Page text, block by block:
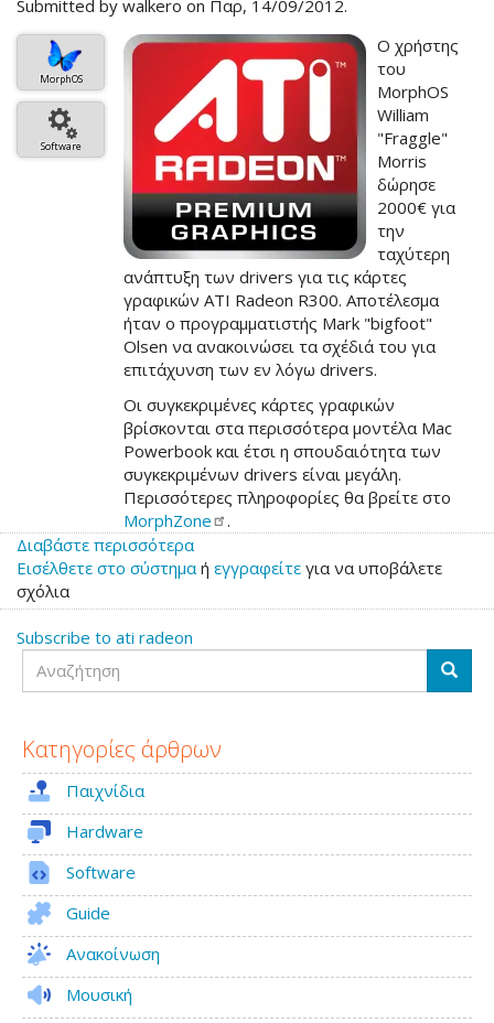
Submitted by walkero on Παρ, 14/09/2012.
MorphOS
Software
O χρήστης
του
MorphOS
William
"Fraggle"
Morris
δώρησε
2000€ για
την
ταχύτερη
ανάπτυξη των drivers για τις κάρτες
γραφικών ATI Radeon R300. Αποτέλεσμα
ήταν ο προγραμματιστής Mark "bigfoot"
Olsen να ανακοινώσει τα σχέδιά του για
επιτάχυνση των εν λόγω drivers.
Οι συγκεκριμένες κάρτες γραφικών
βρίσκονται στα περισσότερα μοντέλα Mac
Powerbook και έτσι η σπουδαιότητα των
συγκεκριμένων drivers είναι μεγάλη.
Περισσότερες πληροφορίες θα βρείτε στο
MorphZone
.
Διαβάστε περισσότερα
το
2000€
Εισέλθετε στο σύστημα ή εγγραφείτε για να υποβάλετε
σχόλια
Subscribe to ati radeon
Αναζήτηση
Κατηγορίες άρθρων
Παιχνίδια
Hardware
Software
Guide
Ανακοίνωση
Μουσική